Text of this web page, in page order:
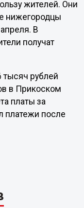
жителей. Они
нижегородцы
В
получат
тысяч рублей
в Прикоском
платы за
платежи после